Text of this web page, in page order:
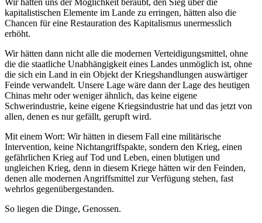
Wir hätten uns der Möglichkeit beraubt, den Sieg über die
kapitalistischen Elemente im Lande zu erringen, hätten also die
Chancen für eine Restauration des Kapitalismus unermesslich
erhöht.
Wir hätten dann nicht alle die modernen Verteidigungsmittel, ohne
die die staatliche Unabhängigkeit eines Landes unmöglich ist, ohne
die sich ein Land in ein Objekt der Kriegshandlungen auswärtiger
Feinde verwandelt. Unsere Lage wäre dann der Lage des heutigen
Chinas mehr oder weniger ähnlich, das keine eigene
Schwerindustrie, keine eigene Kriegsindustrie hat und das jetzt von
allen, denen es nur gefällt, gerupft wird.
Mit einem Wort: Wir hätten in diesem Fall eine militärische
Intervention, keine Nichtangriffspakte, sondern den Krieg, einen
gefährlichen Krieg auf Tod und Leben, einen blutigen und
ungleichen Krieg, denn in diesem Kriege hätten wir den Feinden,
denen alle modernen Angriffsmittel zur Verfügung stehen, fast
wehrlos gegenübergestanden.
So liegen die Dinge, Genossen.